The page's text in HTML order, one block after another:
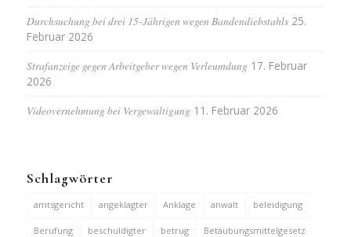
Durchsuchung bei drei 15-Jährigen wegen Bandendiebstahls 25.
Februar 2026
Strafanzeige gegen Arbeitgeber wegen Verleumdung 17. Februar
2026
Videovernehmung bei Vergewaltigung 11. Februar 2026
Schlagwörter
amtsgericht angeklagter Anklage anwalt beleidigung
Berufung beschuldigter betrug Betäubungsmittelgesetz